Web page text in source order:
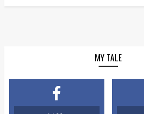
MY TALE